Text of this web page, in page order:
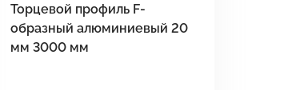
Торцевой профиль F-
образный алюминиевый 20
мм 3000 мм